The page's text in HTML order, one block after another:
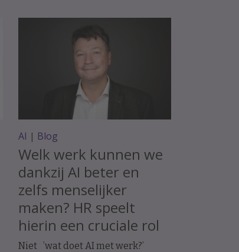
AI | Blog
Welk werk kunnen we
dankzij AI beter en
zelfs menselijker
maken? HR speelt
hierin een cruciale rol
Niet ’wat doet AI met werk?’